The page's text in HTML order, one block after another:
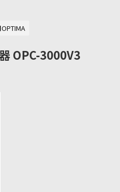
OPC-3000V3